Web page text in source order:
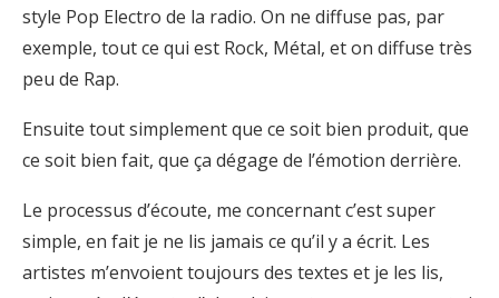
style Pop Electro de la radio. On ne diffuse pas, par
exemple, tout ce qui est Rock, Métal, et on diffuse très
peu de Rap.
Ensuite tout simplement que ce soit bien produit, que
ce soit bien fait, que ça dégage de l’émotion derrière.
Le processus d’écoute, me concernant c’est super
simple, en fait je ne lis jamais ce qu’il y a écrit. Les
artistes m’envoient toujours des textes et je les lis,